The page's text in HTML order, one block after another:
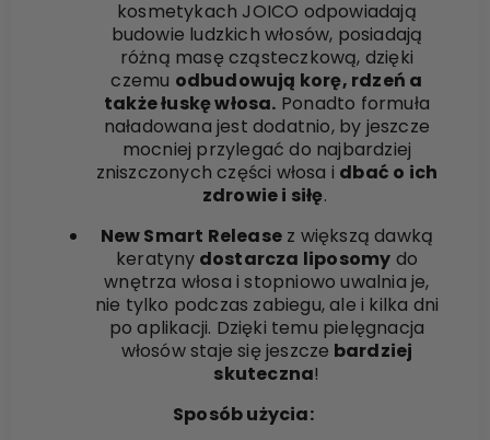
kosmetykach JOICO odpowiadają
budowie ludzkich włosów, posiadają
różną masę cząsteczkową, dzięki
czemu odbudowują korę, rdzeń a
także łuskę włosa. Ponadto formuła
naładowana jest dodatnio, by jeszcze
mocniej przylegać do najbardziej
zniszczonych części włosa i dbać o ich
zdrowie i siłę.
New Smart Release z większą dawką
keratyny dostarcza liposomy do
wnętrza włosa i stopniowo uwalnia je,
nie tylko podczas zabiegu, ale i kilka dni
po aplikacji. Dzięki temu pielęgnacja
włosów staje się jeszcze bardziej
skuteczna!
Sposób użycia: